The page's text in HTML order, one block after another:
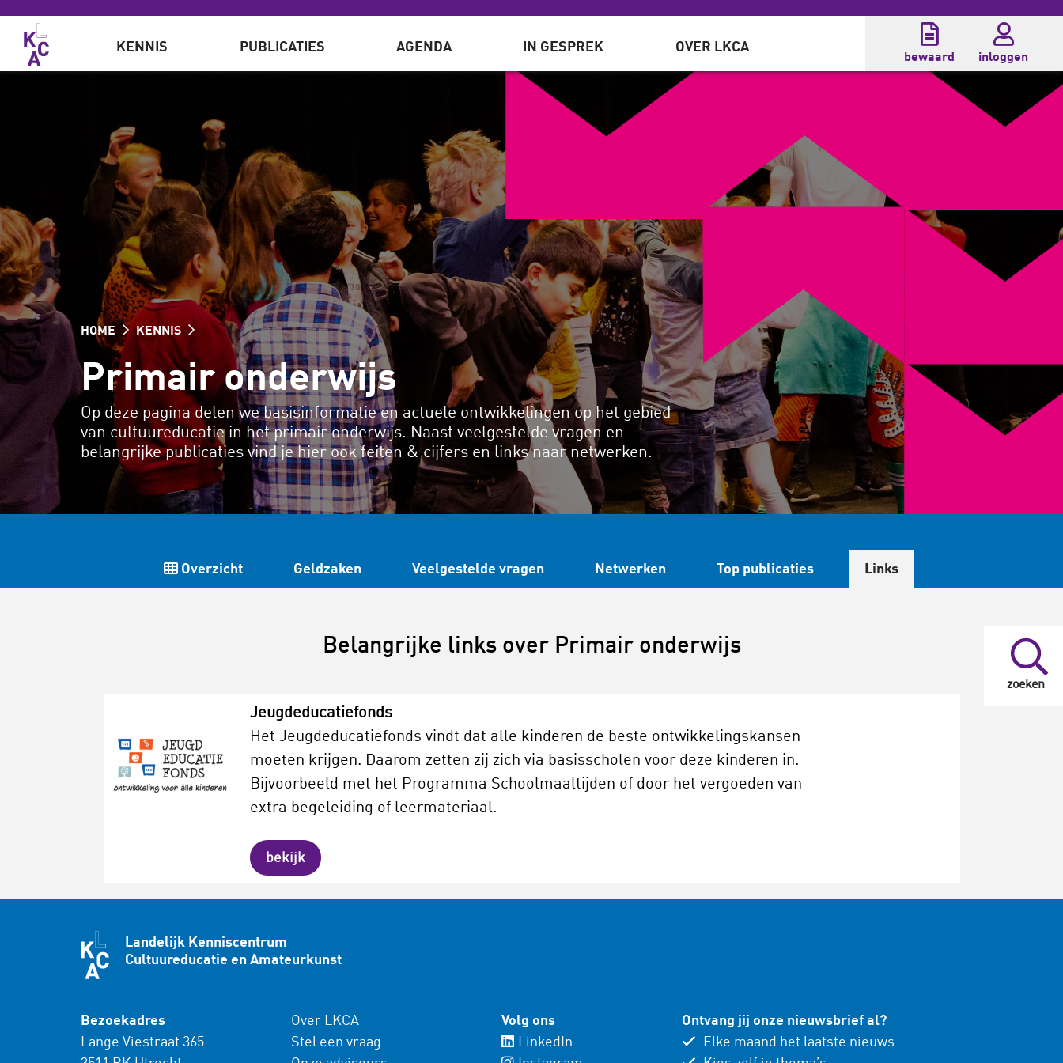
Overslaan en naar de inhoud gaan
zoeken
KENNIS PUBLICATIES AGENDA IN GESPREK OVER LKCA
bewaard inloggen
HOME KENNIS
Primair onderwijs
Op deze pagina delen we basisinformatie en actuele ontwikkelingen op het gebied
van cultuureducatie in het primair onderwijs. Naast veelgestelde vragen en
belangrijke publicaties vind je hier ook feiten & cijfers en links naar netwerken.
Overzicht Geldzaken Veelgestelde vragen Netwerken Top publicaties Links
Belangrijke links over Primair onderwijs
Jeugdeducatiefonds
Het Jeugdeducatiefonds vindt dat alle kinderen de beste ontwikkelingskansen
moeten krijgen. Daarom zetten zij zich via basisscholen voor deze kinderen in.
Bijvoorbeeld met het Programma Schoolmaaltijden of door het vergoeden van
extra begeleiding of leermateriaal.
bekijk
Landelijk Kenniscentrum
Cultuureducatie en Amateurkunst
Bezoekadres
Lange Viestraat 365
Over LKCA
Stel een vraag
Volg ons
LinkedIn
Ontvang jij onze nieuwsbrief al?
Elke maand het laatste nieuws